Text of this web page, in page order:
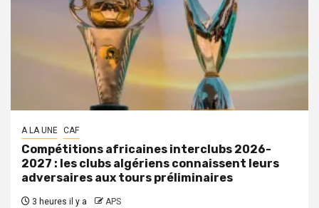
A LA UNE CAF
Compétitions africaines interclubs 2026-
2027 : les clubs algériens connaissent leurs
adversaires aux tours préliminaires
3 heures il y a APS